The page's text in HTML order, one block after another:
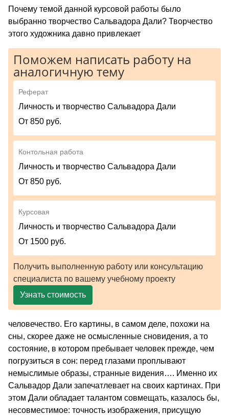
Почему темой данной курсовой работы было
выбранно творчество Сальвадора Дали? Творчество
этого художника давно привлекает
Поможем написать работу на
аналогичную тему
Реферат
Личность и творчество Сальвадора Дали
От 850 руб.
Контольная работа
Личность и творчество Сальвадора Дали
От 850 руб.
Курсовая
Личность и творчество Сальвадора Дали
От 1500 руб.
Получить выполненную работу или консультацию
специалиста по вашему учебному проекту
Узнать стоимость
человечество. Его картины, в самом деле, похожи на
сны, скорее даже не осмысленные сновидения, а то
состояние, в котором пребывает человек прежде, чем
погрузиться в сон: перед глазами проплывают
немыслимые образы, странные видения…. Именно их
Сальвадор Дали запечатлевает на своих картинах. При
этом Дали обладает талантом совмещать, казалось бы,
несовместимое: точность изображения, присущую